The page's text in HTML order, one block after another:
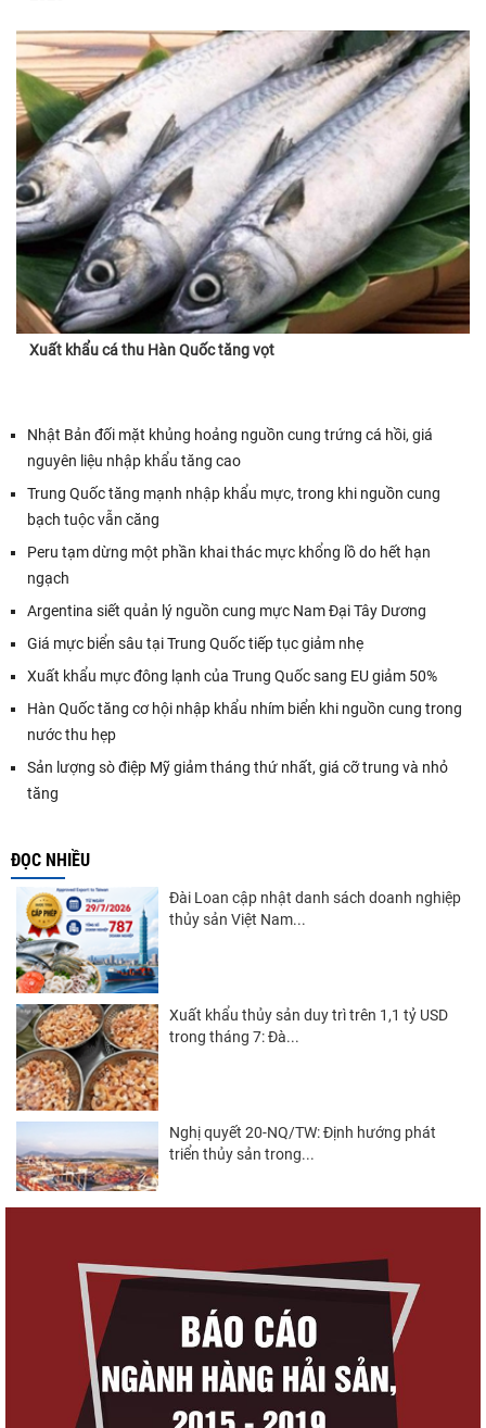
Xuất khẩu cá thu Hàn Quốc tăng vọt
Nhật Bản đối mặt khủng hoảng nguồn cung trứng cá hồi, giá
nguyên liệu nhập khẩu tăng cao
Trung Quốc tăng mạnh nhập khẩu mực, trong khi nguồn cung
bạch tuộc vẫn căng
Peru tạm dừng một phần khai thác mực khổng lồ do hết hạn
ngạch
Argentina siết quản lý nguồn cung mực Nam Đại Tây Dương
Giá mực biển sâu tại Trung Quốc tiếp tục giảm nhẹ
Xuất khẩu mực đông lạnh của Trung Quốc sang EU giảm 50%
Hàn Quốc tăng cơ hội nhập khẩu nhím biển khi nguồn cung trong
nước thu hẹp
Sản lượng sò điệp Mỹ giảm tháng thứ nhất, giá cỡ trung và nhỏ
tăng
ĐỌC NHIỀU
Đài Loan cập nhật danh sách doanh nghiệp
thủy sản Việt Nam...
Xuất khẩu thủy sản duy trì trên 1,1 tỷ USD
trong tháng 7: Đà...
Nghị quyết 20-NQ/TW: Định hướng phát
triển thủy sản trong...
(sửa đổi)
Thuế Mục 301 và bài toán thích ứng của
tôm Việt tại thị...